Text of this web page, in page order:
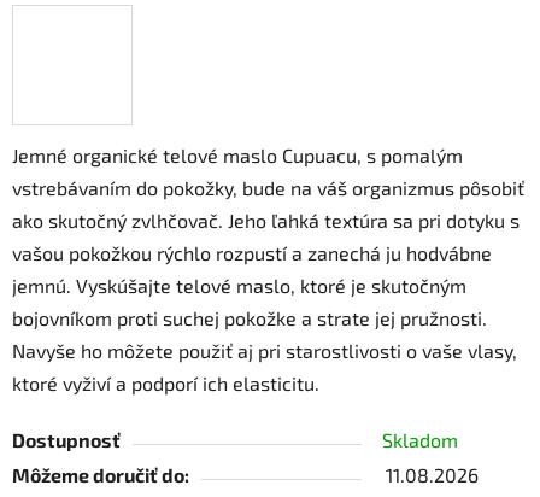
Jemné organické telové maslo Cupuacu, s pomalým
vstrebávaním do pokožky, bude na váš organizmus pôsobiť
ako skutočný zvlhčovač. Jeho ľahká textúra sa pri dotyku s
vašou pokožkou rýchlo rozpustí a zanechá ju hodvábne
jemnú. Vyskúšajte telové maslo, ktoré je skutočným
bojovníkom proti suchej pokožke a strate jej pružnosti.
Navyše ho môžete použiť aj pri starostlivosti o vaše vlasy,
ktoré vyživí a podporí ich elasticitu.
Dostupnosť
Skladom
Môžeme doručiť do:
11.08.2026